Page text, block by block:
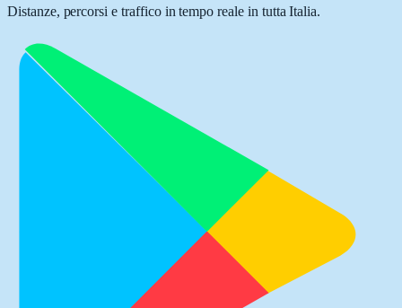
Distanze, percorsi e traffico in tempo reale in tutta Italia.